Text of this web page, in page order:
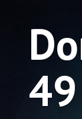
49